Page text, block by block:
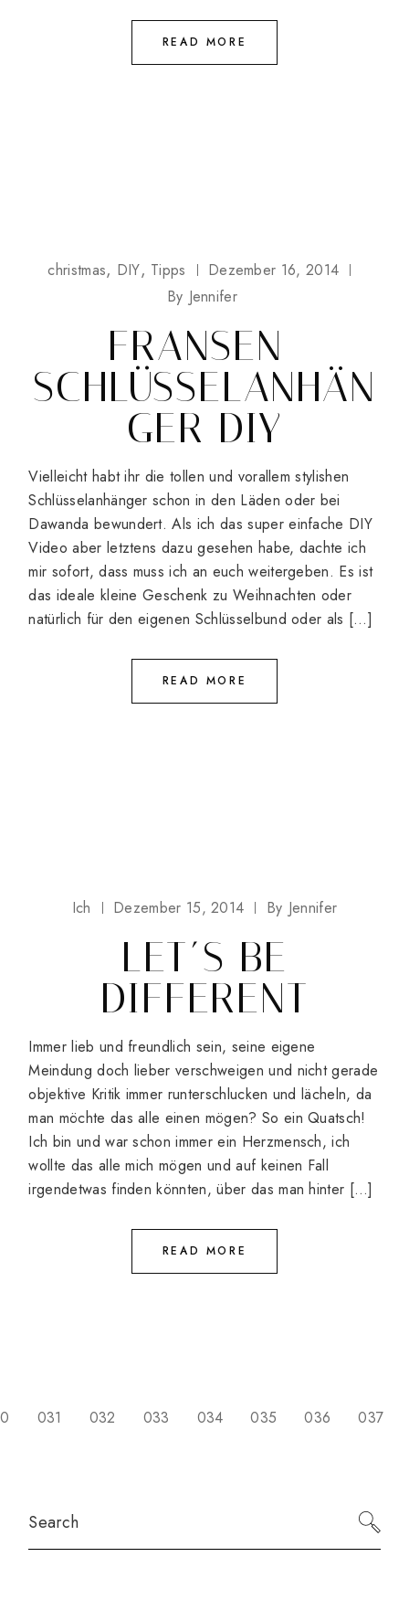
READ MORE
christmas DIY Tipps
Dezember 16, 2014
By Jennifer
FRANSEN-
SCHLÜSSELANHÄN
GER DIY
Vielleicht habt ihr die tollen und vorallem stylishen
Schlüsselanhänger schon in den Läden oder bei
Dawanda bewundert. Als ich das super einfache DIY
Video aber letztens dazu gesehen habe, dachte ich
mir sofort, dass muss ich an euch weitergeben. Es ist
das ideale kleine Geschenk zu Weihnachten oder
natürlich für den eigenen Schlüsselbund oder als […]
READ MORE
Ich Dezember 15, 2014 By Jennifer
LET´S BE
DIFFERENT
Immer lieb und freundlich sein, seine eigene
Meindung doch lieber verschweigen und nicht gerade
objektive Kritik immer runterschlucken und lächeln, da
man möchte das alle einen mögen? So ein Quatsch!
Ich bin und war schon immer ein Herzmensch, ich
wollte das alle mich mögen und auf keinen Fall
irgendetwas finden könnten, über das man hinter […]
READ MORE
BEITRÄGE
031 032 033 034 035 036 037